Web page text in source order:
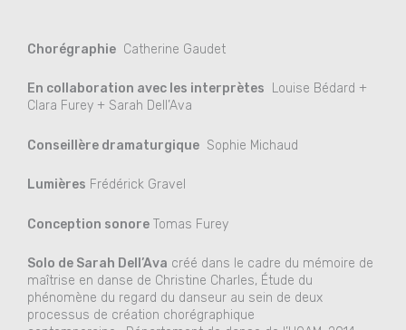
Chorégraphie Catherine Gaudet
En collaboration avec les interprètes Louise Bédard +
Clara Furey + Sarah Dell’Ava
Conseillère dramaturgique Sophie Michaud
Lumières Frédérick Gravel
Conception sonore Tomas Furey
Solo de Sarah Dell’Ava créé dans le cadre du mémoire de
maîtrise en danse de Christine Charles, Étude du
phénomène du regard du danseur au sein de deux
processus de création chorégraphique